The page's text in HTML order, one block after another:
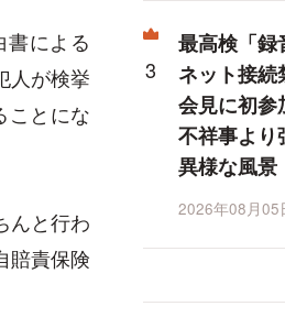
による
人が検挙
ことにな
んと行わ
賠責保険
最高検「録
ネット接続
会見に初参
不祥事より
異様な風景
2026年08月05